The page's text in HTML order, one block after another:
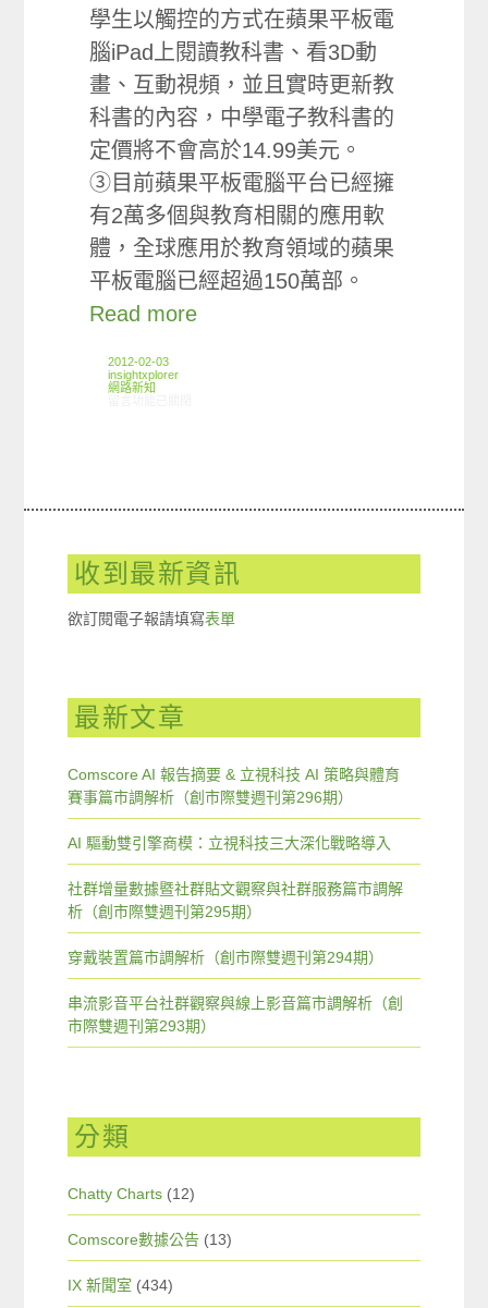
學生以觸控的方式在蘋果平板電
腦iPad上閱讀教科書、看3D動
畫、互動視頻，並且實時更新教
科書的內容，中學電子教科書的
定價將不會高於14.99美元。
③目前蘋果平板電腦平台已經擁
有2萬多個與教育相關的應用軟
體，全球應用於教育領域的蘋果
平板電腦已經超過150萬部。
Read more
2012-02-03
insightxplorer
網路新知
收到最新資訊
欲訂閱電子報請填寫表單
最新文章
Comscore AI 報告摘要 & 立視科技 AI 策略與體育
賽事篇市調解析（創市際雙週刊第296期）
AI 驅動雙引擎商模：立視科技三大深化戰略導入
社群增量數據暨社群貼文觀察與社群服務篇市調解
析（創市際雙週刊第295期）
穿戴裝置篇市調解析（創市際雙週刊第294期）
串流影音平台社群觀察與線上影音篇市調解析（創
市際雙週刊第293期）
分類
Chatty Charts (12)
Comscore數據公告 (13)
IX 新聞室 (434)